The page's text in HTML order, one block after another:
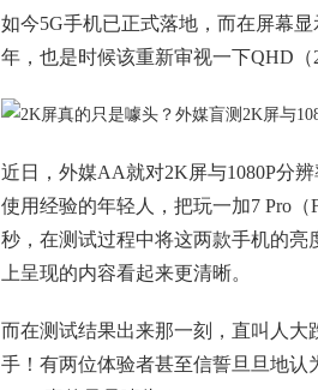
如今5G手机已正式落地，而在屏幕
年，也是时候该重新审视一下QHD（
近日，外媒AA就对2K屏与1080P分
使用经验的年轻人，把玩一加7 Pro
秒，在测试过程中将这两款手机的亮
上呈现的内容看起来更清晰。
而在测试结果出来那一刻，直叫人
手！有两位体验者甚至信誓旦旦地